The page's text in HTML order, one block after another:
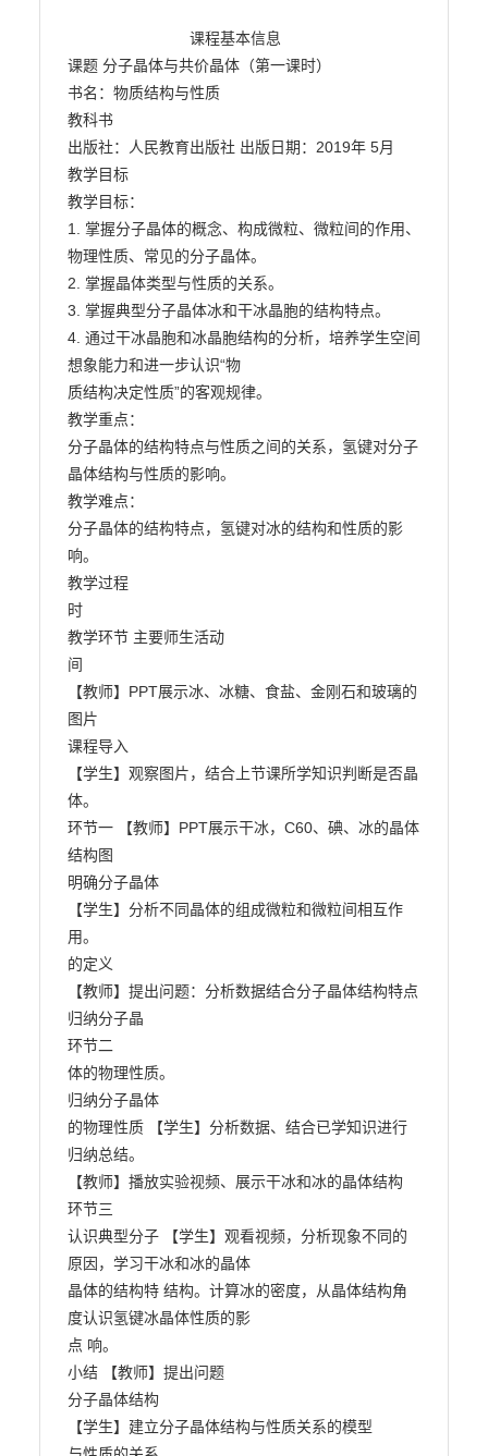
课题 分子晶体与共价晶体（第一课时）
书名：物质结构与性质
教科书
出版社：人民教育出版社 出版日期：2019年 5月
教学目标
教学目标：
1. 掌握分子晶体的概念、构成微粒、微粒间的作用、
物理性质、常见的分子晶体。
2. 掌握晶体类型与性质的关系。
3. 掌握典型分子晶体冰和干冰晶胞的结构特点。
4. 通过干冰晶胞和冰晶胞结构的分析，培养学生空间
想象能力和进一步认识“物
质结构决定性质”的客观规律。
教学重点：
分子晶体的结构特点与性质之间的关系，氢键对分子
晶体结构与性质的影响。
教学难点：
分子晶体的结构特点，氢键对冰的结构和性质的影
响。
教学过程
时
教学环节 主要师生活动
间
【教师】PPT展示冰、冰糖、食盐、金刚石和玻璃的
图片
课程导入
【学生】观察图片，结合上节课所学知识判断是否晶
体。
环节一 【教师】PPT展示干冰，C60、碘、冰的晶体
结构图
明确分子晶体
【学生】分析不同晶体的组成微粒和微粒间相互作
用。
的定义
【教师】提出问题：分析数据结合分子晶体结构特点
归纳分子晶
环节二
体的物理性质。
归纳分子晶体
的物理性质 【学生】分析数据、结合已学知识进行
归纳总结。
【教师】播放实验视频、展示干冰和冰的晶体结构
环节三
认识典型分子 【学生】观看视频，分析现象不同的
原因，学习干冰和冰的晶体
晶体的结构特 结构。计算冰的密度，从晶体结构角
度认识氢键冰晶体性质的影
点 响。
小结 【教师】提出问题
分子晶体结构
【学生】建立分子晶体结构与性质关系的模型